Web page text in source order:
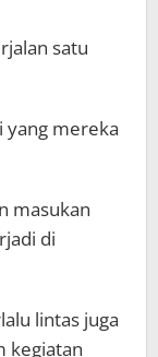
satu
mereka
masukan
di
lintas juga
kegiatan